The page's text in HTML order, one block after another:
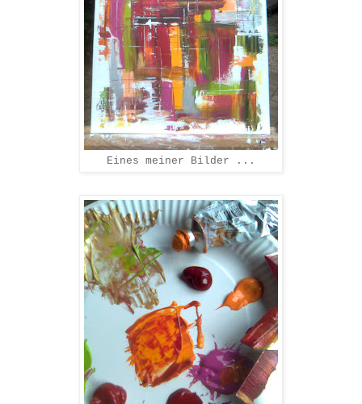
Eines meiner Bilder ...